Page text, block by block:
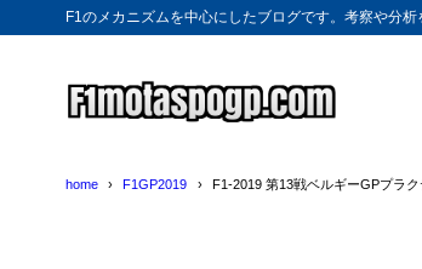
F1のメカニズムを中心にしたブログです。考察や分析
home F1GP2019 F1-2019 第13戦ベルギーGPプラ